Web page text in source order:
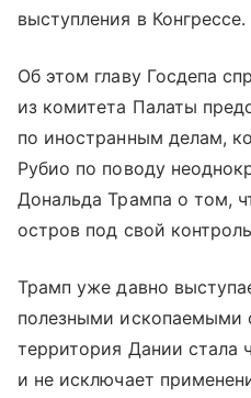
выступления в Конгрессе.
Об этом главу Госдепа
из комитета Палаты
по иностранным делам,
Рубио по поводу
Дональда Трампа о том,
остров под свой
Трамп уже давно
полезными ископаемыми
территория Дании стала
и не исключает